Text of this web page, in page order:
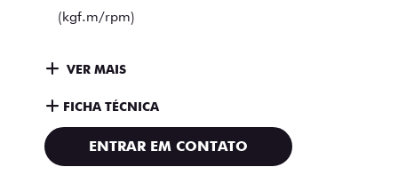
(kgf.m/rpm)
VER MAIS
FICHA TÉCNICA
ENTRAR EM CONTATO